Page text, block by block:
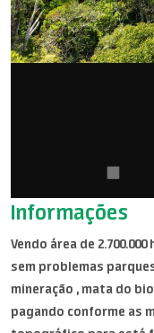
Informações
Vendo área de
sem problemas
mineração , mata do
pagando conforme as